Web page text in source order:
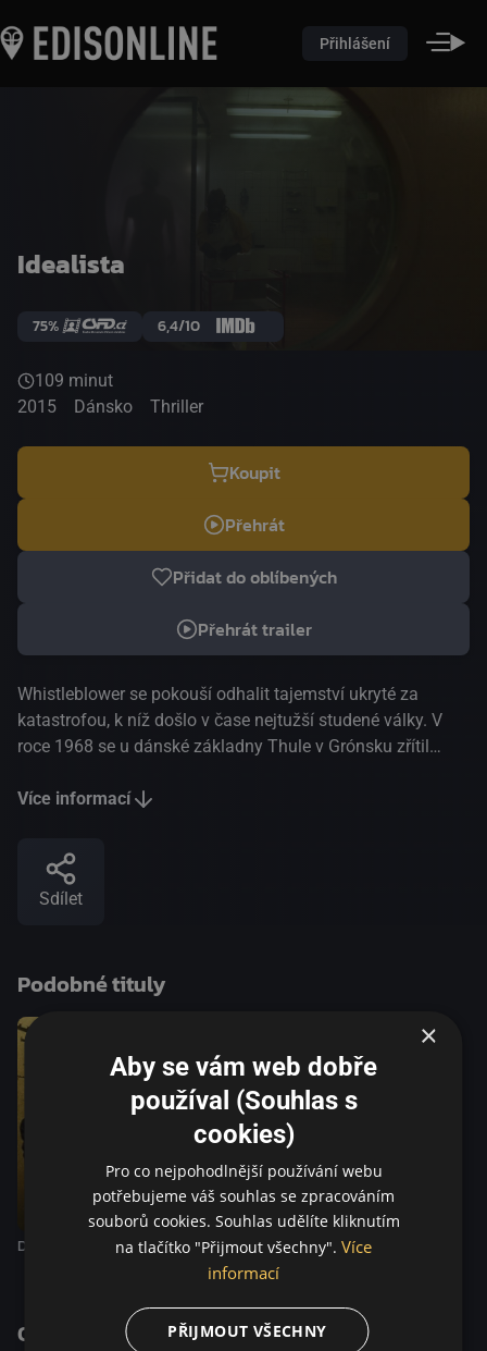
Přihlášení
Idealista
75% 6,4/10
109 minut
2015
Dánsko Thriller
Koupit
Přehrát
Přidat do oblíbených
Přehrát trailer
Whistleblower se pokouší odhalit tajemství ukryté za
katastrofou, k níž došlo v čase nejtužší studené války. V
roce 1968 se u dánské základny Thule v Grónsku zřítil
následná operace zaměřená jen na minimalizaci a
Více informací
Sdílet
Podobné tituly
Dobrý zrádce
O pořadu
×
Aby se vám web dobře
používal (Souhlas s
cookies)
Pro co nejpohodlnější používání webu
potřebujeme váš souhlas se zpracováním
souborů cookies. Souhlas udělíte kliknutím
na tlačítko "Přijmout všechny". Více
informací
PŘIJMOUT VŠECHNY